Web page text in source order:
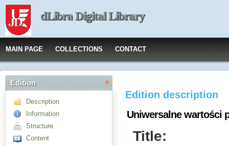
dLibra Digital Library
MAIN PAGE COLLECTIONS CONTACT
Edition
Description
Information
Structure
Content
Edition description
Uniwersalne wartości
Title: